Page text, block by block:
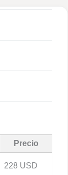
Precio
228 USD